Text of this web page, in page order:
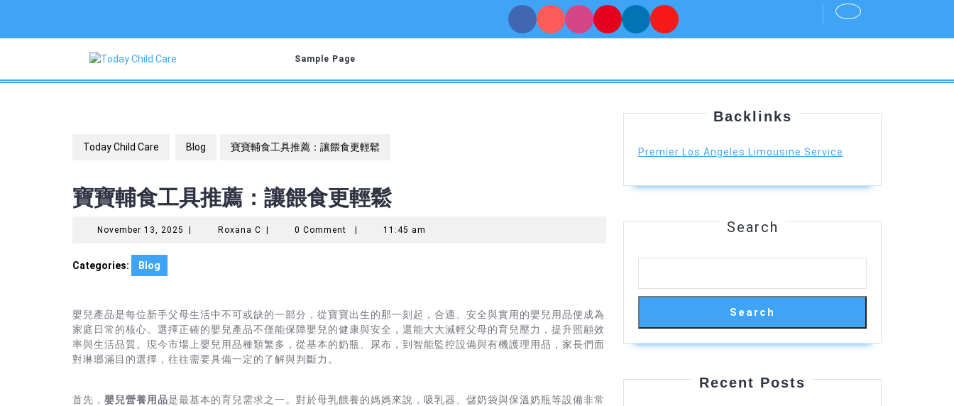
content
Sample Page
Today Child Care Blog 寶寶輔食工具推薦：讓餵食更輕鬆
寶寶輔食工具推薦：讓餵食更輕鬆
November 13, 2025 NovemberRoxana CRoxana 0 Comment 11:45 am
Categories: Blog
嬰兒產品是每位新手父母生活中不可或缺的一部分，從寶寶出生的那一刻起，合適、安全與實用的嬰兒用品便成為
家庭日常的核心。選擇正確的嬰兒產品不僅能保障嬰兒的健康與安全，還能大大減輕父母的育兒壓力，提升照顧效
率與生活品質。現今市場上嬰兒用品種類繁多，從基本的奶瓶、尿布，到智能監控設備與有機護理用品，家長們面
對琳瑯滿目的選擇，往往需要具備一定的了解與判斷力。
首先， 嬰兒營養用品是最基本的育兒需求之一。對於母乳餵養的媽媽來說，吸乳器、儲奶袋與保溫奶瓶等設備非常
Backlinks
Premier Los Angeles Limousine Service
Search
Search
Recent Posts